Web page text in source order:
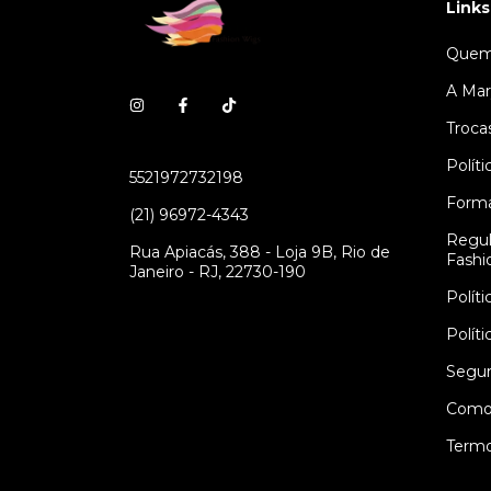
5521972732198
(21) 96972-4343
Rua Apiacás, 388 - Loja 9B, Rio de
Janeiro - RJ, 22730-190
A